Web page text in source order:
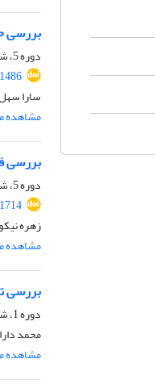
بررسی
دوره 5، شماره 5 ( 1402)، تابستان 1402، صفحه
سارا
مشاهده
بررسی
دوره 5، شماره 5 ( 1402)، تابستان 1402، صفحه
زهره
مشاهده
بررسی
دوره 1، شماره 1، تابستان 1398، صفحه
محمد
مشاهده